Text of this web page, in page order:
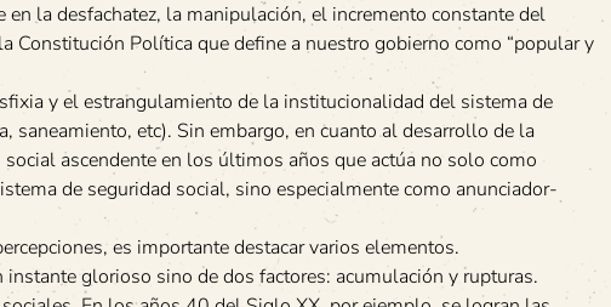
en la desfachatez, la manipulación, el incremento constante del
Política que define a nuestro gobierno como “popular y
y el estrangulamiento de la institucionalidad del sistema de
saneamiento, etc). Sin embargo, en cuanto al desarrollo de la
ascendente en los últimos años que actúa no solo como
de seguridad social, sino especialmente como anunciador-
es importante destacar varios elementos.
glorioso sino de dos factores: acumulación y rupturas.